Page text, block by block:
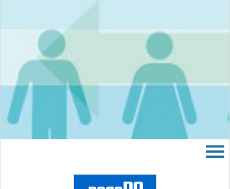
area
banner
Salta
al
footer